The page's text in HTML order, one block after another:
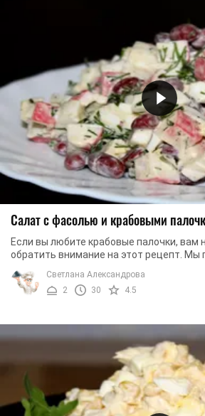
Салат с фасолью и крабовыми
Если вы любите крабовые палочки, вам
обратить внимание на этот рецепт. Мы
от традиционных рецептов и
Светлана Александрова
2
30 4.5